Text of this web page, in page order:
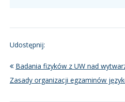
Udostępnij:
Badania fizyków z UW nad
Zasady organizacji egzaminów